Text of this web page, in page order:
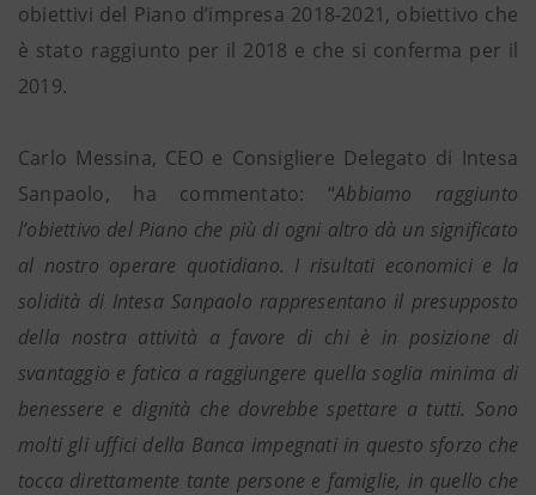
obiettivi del Piano d’impresa 2018-2021, obiettivo che
è stato raggiunto per il 2018 e che si conferma per il
2019.
Carlo Messina, CEO e Consigliere Delegato di Intesa
Sanpaolo, ha commentato: “Abbiamo raggiunto
l’obiettivo del Piano che più di ogni altro dà un significato
al nostro operare quotidiano. I risultati economici e la
solidità di Intesa Sanpaolo rappresentano il presupposto
della nostra attività a favore di chi è in posizione di
svantaggio e fatica a raggiungere quella soglia minima di
benessere e dignità che dovrebbe spettare a tutti. Sono
molti gli uffici della Banca impegnati in questo sforzo che
tocca direttamente tante persone e famiglie, in quello che